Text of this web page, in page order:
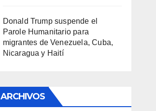
Donald Trump suspende el
Parole Humanitario para
migrantes de Venezuela, Cuba,
Nicaragua y Haití
ARCHIVOS